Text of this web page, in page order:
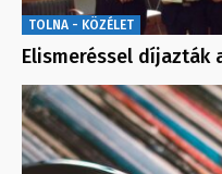
TOLNA - KÖZÉLET
Elismeréssel